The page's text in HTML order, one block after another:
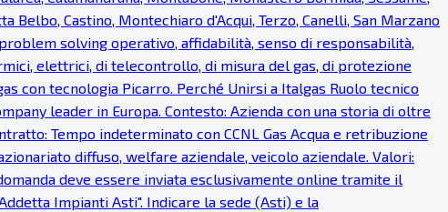
Belbo, Castino, Montechiaro d'Acqui, Terzo, Canelli, San Marzano
solving operativo, affidabilità, senso di responsabilità,
elettrici, di telecontrollo, di misura del gas, di protezione
con tecnologia Picarro. Perché Unirsi a Italgas Ruolo tecnico
leader in Europa. Contesto: Azienda con una storia di oltre
Tempo indeterminato con CCNL Gas Acqua e retribuzione
diffuso, welfare aziendale, veicolo aziendale. Valori:
deve essere inviata esclusivamente online tramite il
Impianti Asti". Indicare la sede (Asti) e la